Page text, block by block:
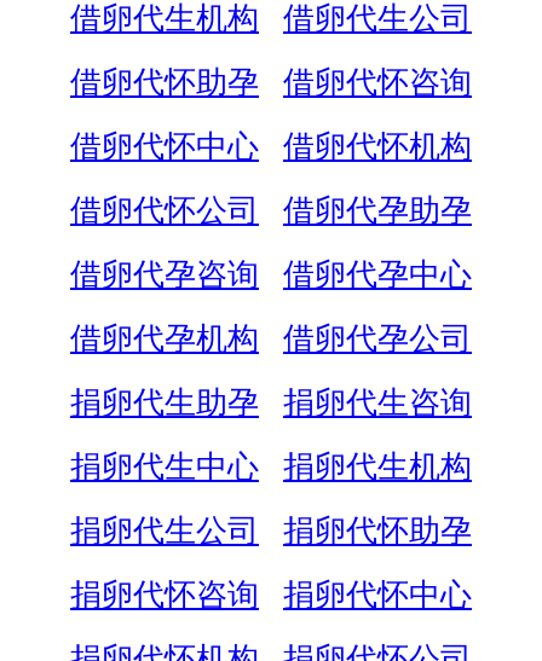
借卵代生机构
借卵代生公司
借卵代怀助孕
借卵代怀咨询
借卵代怀中心
借卵代怀机构
借卵代怀公司
借卵代孕助孕
借卵代孕咨询
借卵代孕中心
借卵代孕机构
借卵代孕公司
捐卵代生助孕
捐卵代生咨询
捐卵代生中心
捐卵代生机构
捐卵代生公司
捐卵代怀助孕
捐卵代怀咨询
捐卵代怀中心